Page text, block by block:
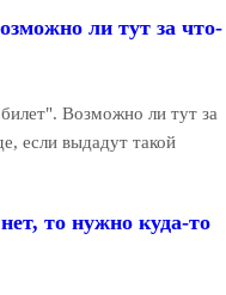
ли тут за что-
Возможно ли тут за
если выдадут такой
то нужно куда-то